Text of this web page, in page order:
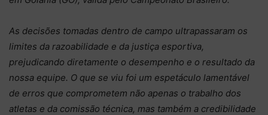
As decisões tomadas dentro de campo ultrapassaram os
limites da razoabilidade e da justiça esportiva,
prejudicando diretamente o desempenho e o resultado da
nossa equipe. O que se viu foi um espetáculo lamentável
de erros que comprometem não apenas o trabalho dos
atletas e da comissão técnica, mas também a credibilidade